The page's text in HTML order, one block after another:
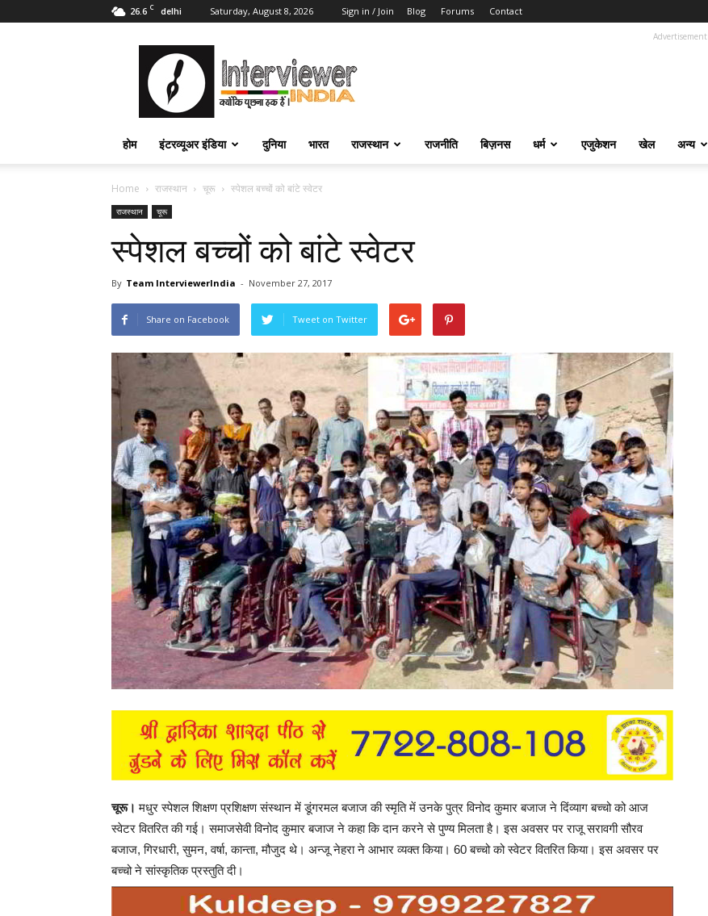
26.6 C delhi Saturday, August 8, 2026 Sign in / Join Blog Forums Contact
Interviewer
India
इंटरव्यूअर
इंडिया
Advertisement
होम इंटरव्यूअर इंडिया दुनिया भारत राजस्थान राजनीति बिज़नस धर्म एजुकेशन खेल अन्य
Home राजस्थान चूरू स्पेशल बच्चों को बांटे स्वेटर
राजस्थान चूरू
स्पेशल बच्चों को बांटे स्वेटर
By Team InterviewerIndia - November 27, 2017
Share on Facebook Tweet on Twitter
चूरू। मधुर स्पेशल शिक्षण प्रशिक्षण संस्थान में डूंगरमल बजाज की स्मृति में उनके पुत्र विनोद कुमार बजाज ने दिंव्याग बच्चो को आज
स्वेटर वितरित की गई। समाजसेवी विनोद कुमार बजाज ने कहा कि दान करने से पुण्य मिलता है। इस अवसर पर राजू सरावगी सौरव
बजाज, गिरधारी, सुमन, वर्षा, कान्ता, मौजुद थे। अन्जू नेहरा ने आभार व्यक्त किया। 60 बच्चो को स्वेटर वितरित किया। इस अवसर पर
बच्चो ने सांस्कृतिक प्रस्तुति दी।